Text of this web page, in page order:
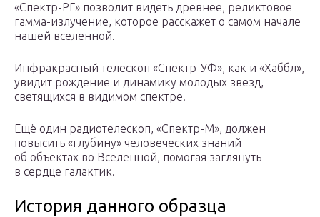
«Спектр-РГ» позволит видеть древнее, реликтовое
гамма-излучение, которое расскажет о самом начале
нашей вселенной.
Инфракрасный телескоп «Спектр-УФ», как и «Хаббл»,
увидит рождение и динамику молодых звезд,
светящихся в видимом спектре.
Ещё один радиотелескоп, «Спектр-М», должен
повысить «глубину» человеческих знаний
об объектах во Вселенной, помогая заглянуть
в сердце галактик.
История данного образца